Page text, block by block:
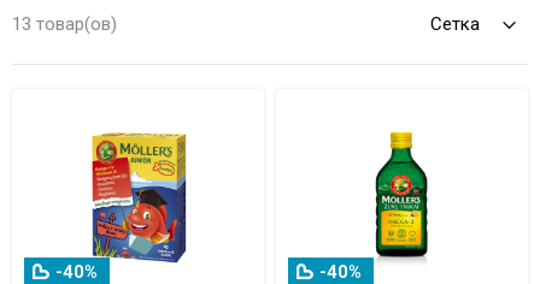
13 товар(ов)
-40% -40%